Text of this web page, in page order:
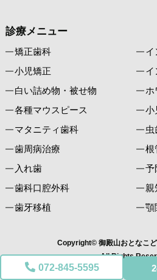
072-845-5595
診療メニュー
矯正歯科
イ
小児矯正
イ
白い詰め物・被せ物
ホ
各種マウスピース
小
マタニティ歯科
虫
歯周病治療
根
入れ歯
予
歯科口腔外科
親
歯牙移植
顎
Copyright© 御殿山おとなこ
All Rights